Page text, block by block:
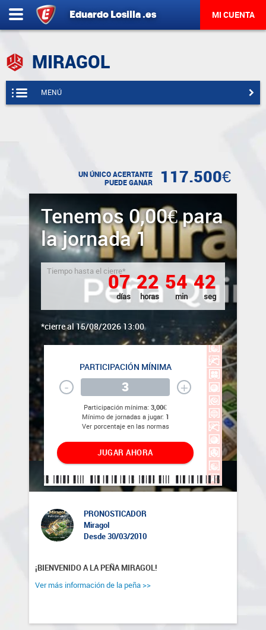
Eduardo Losilla.es MI CUENTA
MIRAGOL
MENÚ
UN ÚNICO ACERTANTE
PUEDE GANAR
117.500€
Tenemos 0,00€ para
la jornada 1
Tiempo hasta el cierre*
07
días
22
horas
54
min
42
seg
*cierre al 15/08/2026 13:00
PARTICIPACIÓN MÍNIMA
- +
Participación mínima: 3,00€
Mínimo de jornadas a jugar: 1
Ver porcentaje en las normas
JUGAR AHORA
PRONOSTICADOR
Miragol
Desde 30/03/2010
¡BIENVENIDO A LA PEÑA MIRAGOL!
Ver más información de la peña >>